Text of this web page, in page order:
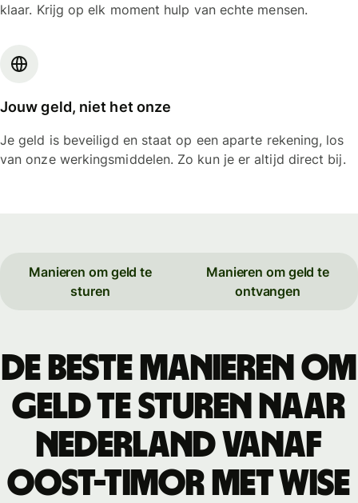
klaar. Krijg op elk moment hulp van echte mensen.
Jouw geld, niet het onze
Je geld is beveiligd en staat op een aparte rekening, los
van onze werkingsmiddelen. Zo kun je er altijd direct bij.
Manieren om geld te
sturen
Manieren om geld te
ontvangen
De beste manieren om
geld te sturen naar
Nederland vanaf
Oost-Timor met WISE